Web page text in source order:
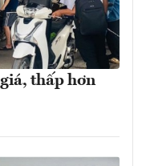
thấp hơn